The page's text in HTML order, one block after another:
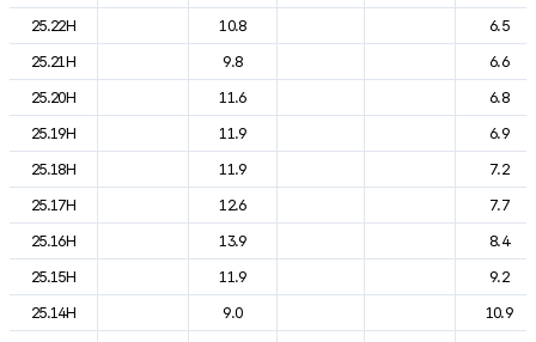
25.22H
10.8
6.5
25.21H
9.8
6.6
25.20H
11.6
6.8
25.19H
11.9
6.9
25.18H
11.9
7.2
25.17H
12.6
7.7
25.16H
13.9
8.4
25.15H
11.9
9.2
25.14H
9.0
10.9